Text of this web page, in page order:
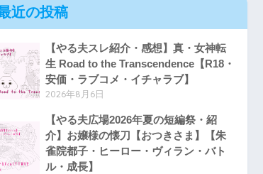
近の投稿
【やる夫スレ紹介・感想】真・女神転
生 Road to the Transcendence【R18・
安価・ラブコメ・イチャラブ】
2026年8月6日
【やる夫広場2026年夏の短編祭・紹
介】お嬢様の懐刀【おつきさま】【朱
雀院都子・ヒーロー・ヴィラン・バト
ル・成長】